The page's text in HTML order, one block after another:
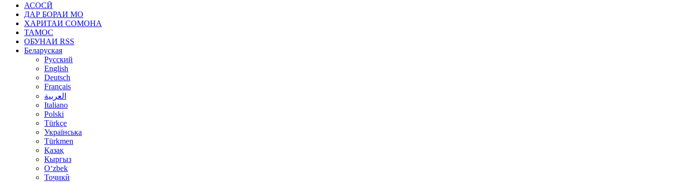
АСОСӢ
ДАР БОРАИ МО
ХАРИТАИ СОМОНА
ТАМОС
ОБУНАИ RSS
Беларуская
Русский
English
Deutsch
Français
العربية
Italiano
Polski
Türkçe
Українська
Türkmen
Қазақ
Кыргыз
Oʻzbek
Тоҷикӣ